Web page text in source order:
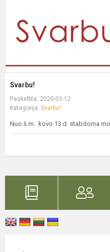
Svarbu!
Paskelbta: 2020-03-12
Kategorija: Svarbu!
Nuo š.m. kovo 13 d. stabdoma